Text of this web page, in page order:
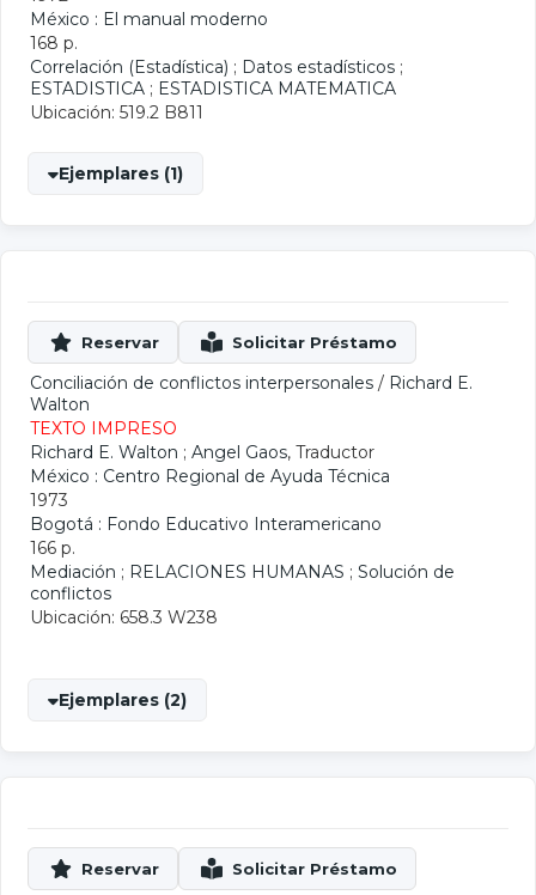
México : El manual moderno
168 p.
Correlación (Estadística) ; Datos estadísticos ;
ESTADISTICA ; ESTADISTICA MATEMATICA
Ubicación: 519.2 B811
Ejemplares (1)
Conciliación de conflictos interpersonales / Richard E.
Walton
TEXTO IMPRESO
Richard E. Walton ; Angel Gaos, Traductor
México : Centro Regional de Ayuda Técnica
1973
Bogotá : Fondo Educativo Interamericano
166 p.
Mediación ; RELACIONES HUMANAS ; Solución de
conflictos
Ubicación: 658.3 W238
Ejemplares (2)